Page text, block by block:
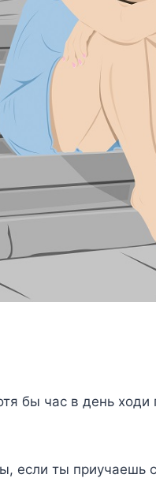
бы час в день
если ты приучаешь